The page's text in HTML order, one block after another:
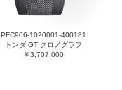
PFC906-1020001-400181
トンダ GT クロノグラフ
￥3,707,000